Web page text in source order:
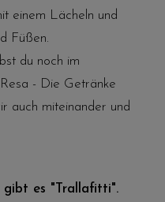
einem Lächeln und
Füßen.
du noch im
- Die Getränke
auch miteinander und
es "Trallafitti".